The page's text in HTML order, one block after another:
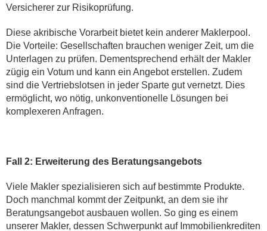
Versicherer zur Risikoprüfung.
Diese akribische Vorarbeit bietet kein anderer Maklerpool.
Die Vorteile: Gesellschaften brauchen weniger Zeit, um die
Unterlagen zu prüfen. Dementsprechend erhält der Makler
zügig ein Votum und kann ein Angebot erstellen. Zudem
sind die Vertriebslotsen in jeder Sparte gut vernetzt. Dies
ermöglicht, wo nötig, unkonventionelle Lösungen bei
komplexeren Anfragen.
Fall 2: Erweiterung des Beratungsangebots
Viele Makler spezialisieren sich auf bestimmte Produkte.
Doch manchmal kommt der Zeitpunkt, an dem sie ihr
Beratungsangebot ausbauen wollen. So ging es einem
unserer Makler, dessen Schwerpunkt auf Immobilienkrediten